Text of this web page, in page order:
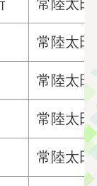
常陸太
常陸太
常陸太
常陸太
常陸太